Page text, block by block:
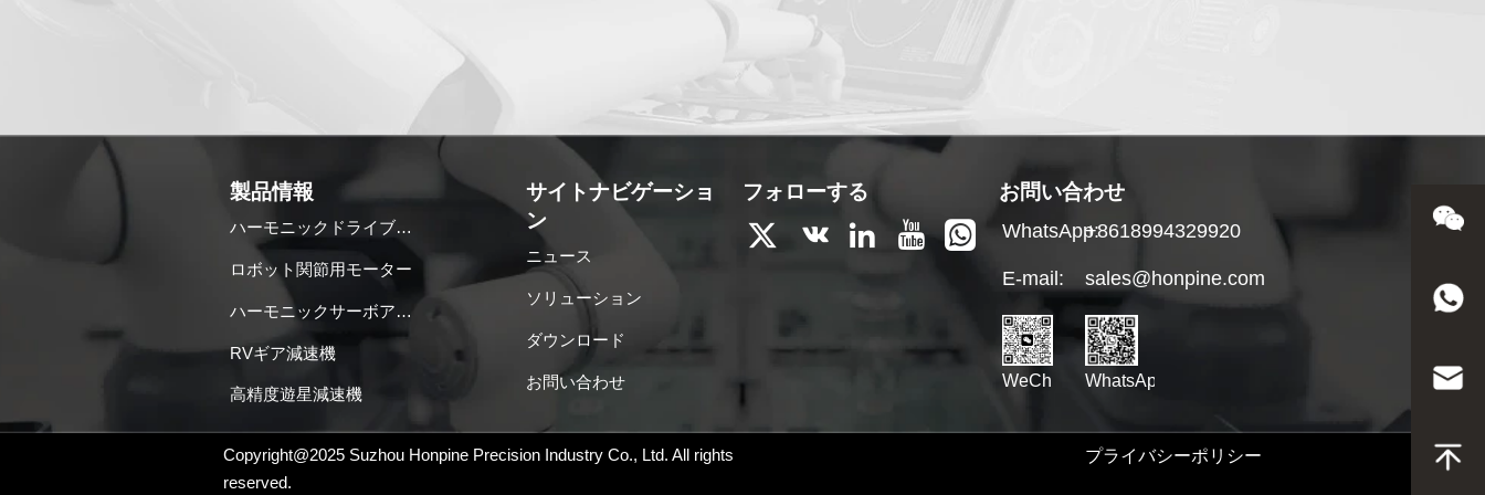
製品情報
ハーモニックドライブ減速機
ロボット関節用モーター
ハーモニックサーボアクチュエータ
RVギア減速機
高精度遊星減速機
サイトナビゲーショ
ン
ニュース
ソリューション
ダウンロード
お問い合わせ
フォローする
    
お問い合わせ
WhatsApp:+8618994329920
E-mail: sales@honpine.com
WeChat WhatsApp
Copyright@2025Suzhou Honpine Precision Industry Co., Ltd. All rights
reserved.
プライバシーポリシー